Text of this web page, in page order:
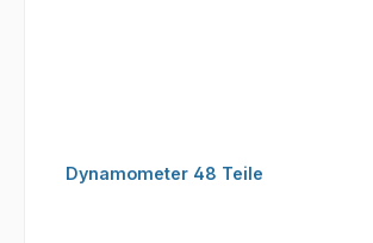
Dynamometer 48 Teile